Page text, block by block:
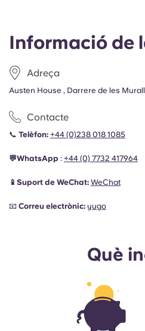
Informació de
Adreça
Austen House , Darrere de les
Contacte
📞 Telèfon: +44 (0)238 018 1085
💬WhatsApp : +44 (0) 7732 417964
📱Suport de WeChat: WeChat
📧 Correu electrònic: yugo
Què